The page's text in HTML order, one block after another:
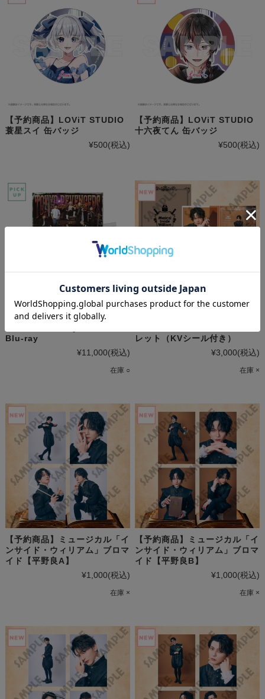
【予約商品】LOViT STUDIO
蓑星スイ 缶バッジ
¥500(税込)
【予約商品】LOViT STUDIO
十六夜てん 缶バッジ
¥500(税込)
ミュージカル「東京リベンジャ
Blu-ray
¥11,000(税込)
在庫 ○
レット（KVシール付き）
¥3,000(税込)
在庫 ×
【予約商品】ミュージカル「イ
ンサイド・ウィリアム」ブロマ
イド【平野良A】
¥1,000(税込)
在庫 ×
【予約商品】ミュージカル「イ
ンサイド・ウィリアム」ブロマ
イド【平野良B】
¥1,000(税込)
在庫 ×